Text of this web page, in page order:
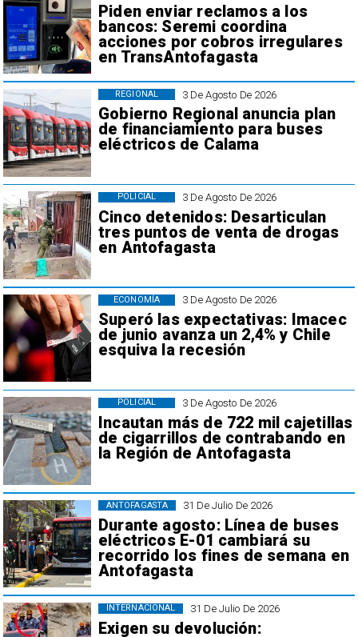
Piden enviar reclamos a los
bancos: Seremi coordina
acciones por cobros irregulares
en TransAntofagasta
3 De Agosto De 2026
Gobierno Regional anuncia plan
de financiamiento para buses
eléctricos de Calama
REGIONAL
3 De Agosto De 2026
Cinco detenidos: Desarticulan
tres puntos de venta de drogas
en Antofagasta
POLICIAL
3 De Agosto De 2026
Superó las expectativas: Imacec
de junio avanza un 2,4% y Chile
esquiva la recesión
ECONOMÍA
3 De Agosto De 2026
Incautan más de 722 mil cajetillas
de cigarrillos de contrabando en
la Región de Antofagasta
POLICIAL
31 De Julio De 2026
Durante agosto: Línea de buses
eléctricos E-01 cambiará su
recorrido los fines de semana en
Antofagasta
ANTOFAGASTA
31 De Julio De 2026
Exigen su devolución:
INTERNACIONAL